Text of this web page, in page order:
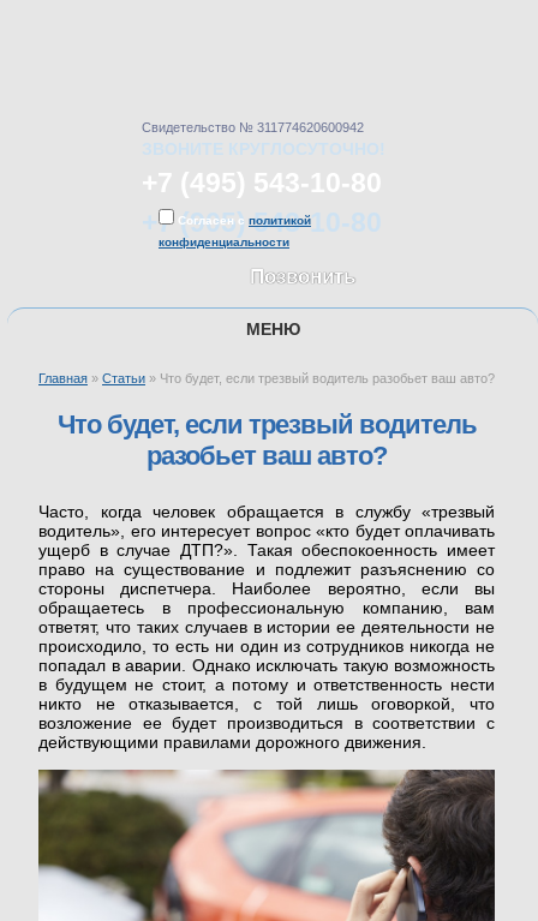
Свидетельство № 311774620600942
ЗВОНИТЕ КРУГЛОСУТОЧНО!
+7 (495) 543-10-80
+7 (905) 543-10-80
Согласен с политикой
конфиденциальности
Позвонить
МЕНЮ
ГЛАВНАЯ
УСЛУГИ
ЦЕНЫ
ОТЗЫВЫ
НАГРАДЫ
СТАТЬИ
ВОПРОСЫ
Главная » Статьи » Что будет, если трезвый водитель разобьет ваш авто?
Что будет, если трезвый водитель
разобьет ваш авто?
Часто, когда человек обращается в службу «трезвый
водитель», его интересует вопрос «кто будет оплачивать
ущерб в случае ДТП?». Такая обеспокоенность имеет
право на существование и подлежит разъяснению со
стороны диспетчера. Наиболее вероятно, если вы
обращаетесь в профессиональную компанию, вам
ответят, что таких случаев в истории ее деятельности не
происходило, то есть ни один из сотрудников никогда не
попадал в аварии. Однако исключать такую возможность
в будущем не стоит, а потому и ответственность нести
никто не отказывается, с той лишь оговоркой, что
возложение ее будет производиться в соответствии с
действующими правилами дорожного движения.